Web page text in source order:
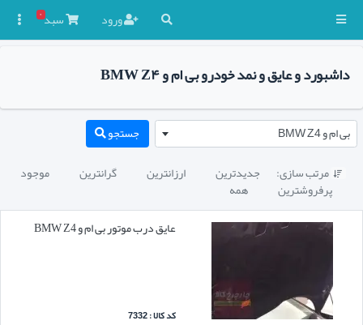
ورود سبد۰
داشبورد و عایق و نمد خودرو بی ام و BMW Z۴
بی ام و BMW Z4 جستجو
 مرتب سازی: جدیدترین ارزانترین گرانترین موجود
پرفروشترین
همه
عایق درب موتور بی ام و BMW Z4
کد کالا : 7332